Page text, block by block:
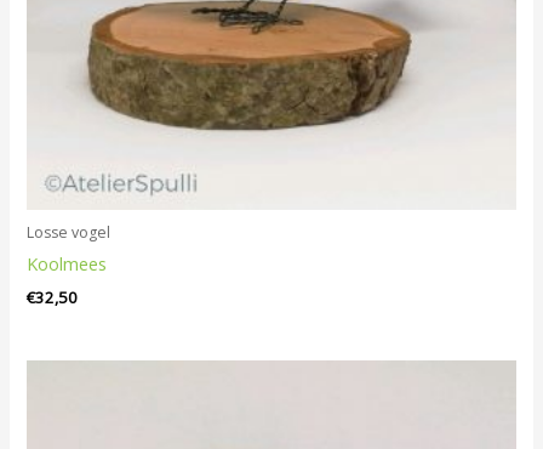
Losse vogel
Koolmees
€32,50